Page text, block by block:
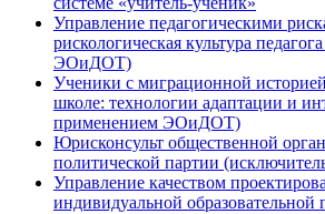
Управление педагогическими
рискологическая культура
ЭОиДОТ)
Ученики с миграционной
школе: технологии адаптации и
применением ЭОиДОТ)
Юрисконсульт общественной
политической партии
Управление качеством
индивидуальной